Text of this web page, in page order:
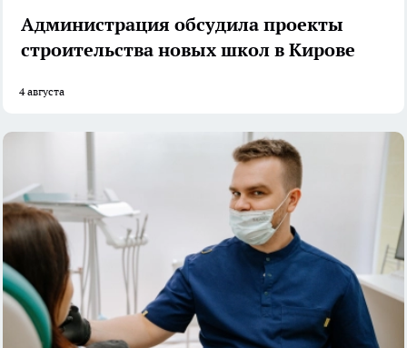
Администрация обсудила проекты
строительства новых школ в Кирове
4 августа